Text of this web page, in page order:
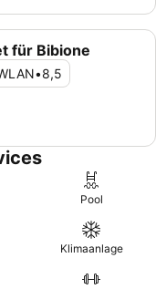
für Bibione
•8,5
Pool
Klimaanlage